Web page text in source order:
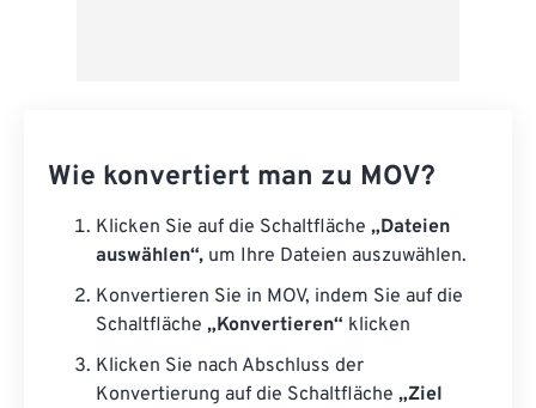
Wie konvertiert man zu MOV?
Klicken Sie auf die Schaltfläche „Dateien
auswählen“, um Ihre Dateien auszuwählen.
Konvertieren Sie in MOV, indem Sie auf die
Schaltfläche „Konvertieren“ klicken
Klicken Sie nach Abschluss der
Konvertierung auf die Schaltfläche „Ziel